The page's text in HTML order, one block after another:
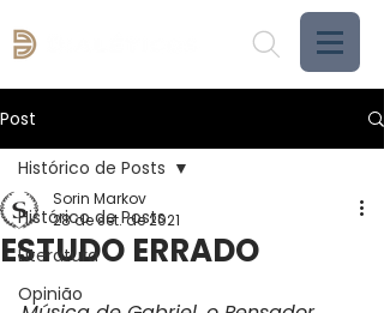
Post
Histórico de Posts
Literatura
Opinião
Histórico de Posts
ESTUDO ERRADO
Sorin Markov
28 de set. de 2021